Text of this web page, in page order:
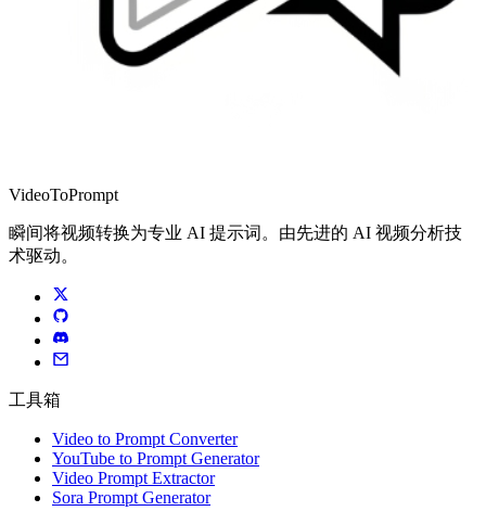
VideoToPrompt
瞬间将视频转换为专业 AI 提示词。由先进的 AI 视频分析技
术驱动。
工具箱
Video to Prompt Converter
YouTube to Prompt Generator
Video Prompt Extractor
Sora Prompt Generator